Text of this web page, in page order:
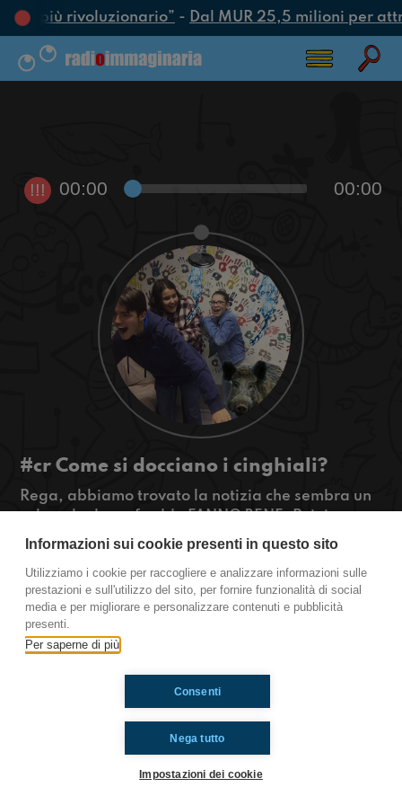
più rivoluzionario”- Dal MUR 25,5 milioni per
!!! 00:00 00:00
#cr Come si docciano i cinghiali?
Rega, abbiamo trovato la notizia che sembra un
colmo: le docce fredde FANNO BENE. Poi, in
quanti modi si può incontrare un animale feroce?
#OkkinSu www.radioimmaginaria.it
Cremona
Ti è piaciuto? Condividilo!
Informazioni sui cookie presenti in questo sito
Utilizziamo i cookie per raccogliere e analizzare informazioni sulle
prestazioni e sull'utilizzo del sito, per fornire funzionalità di social
media e per migliorare e personalizzare contenuti e pubblicità
presenti.
Per saperne di più
Nega tutto
Consenti
Impostazioni dei cookie